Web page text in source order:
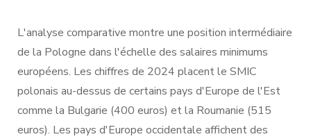
L'analyse comparative montre une position intermédiaire
de la Pologne dans l'échelle des salaires minimums
européens. Les chiffres de 2024 placent le SMIC
polonais au-dessus de certains pays d'Europe de l'Est
comme la Bulgarie (400 euros) et la Roumanie (515
euros). Les pays d'Europe occidentale affichent des